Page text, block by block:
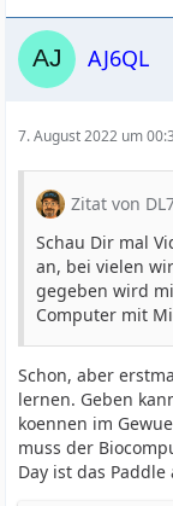
AJ6QL
7. August 2022 um
Zitat von
Schau Dir mal
an, bei vielen
gegeben wird
Computer mit
Schon, aber
lernen. Geben
koennen im
muss der
Day ist das